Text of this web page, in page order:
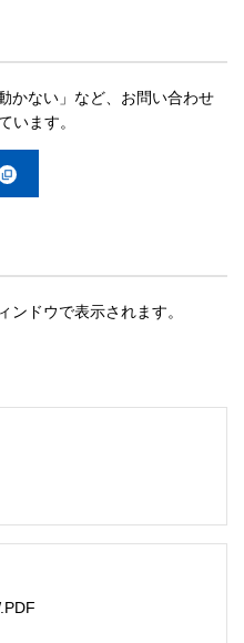
かない」など、お問い合わせ
います。
ンドウで表示されます。